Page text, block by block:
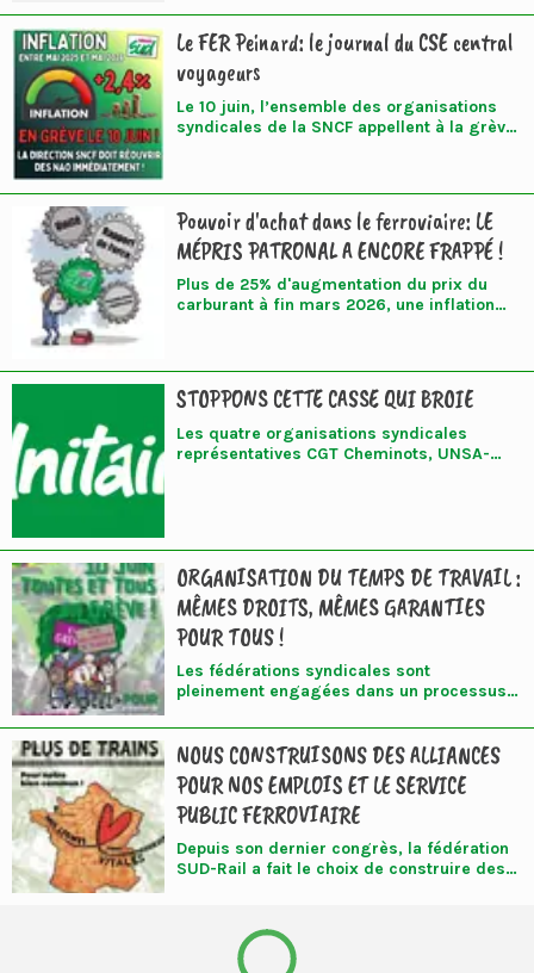
se construit avec les agents, leurs retours
et les moyens adaptés !!! Les agents
circulation et graisseurs ne sont pas vos
cobayes !!!
Le FER Peinard: le journal du CSE central
voyageurs
Le 10 juin, l’ensemble des organisations
syndicales de la SNCF appellent à la grève.
Pouvoir d'achat dans le ferroviaire: LE
MÉPRIS PATRONAL A ENCORE FRAPPÉ !
Plus de 25% d'augmentation du prix du
carburant à fin mars 2026, une inflation
le patronat du ferroviaire, tout va très bien
dans le meilleur des mondes et rien ne
STOPPONS CETTE CASSE QUI BROIE
Les quatre organisations syndicales
représentatives CGT Cheminots, UNSA-
ORGANISATION DU TEMPS DE TRAVAIL :
MÊMES DROITS, MÊMES GARANTIES
POUR TOUS !
Les fédérations syndicales sont
pleinement engagées dans un processus
TOUS les cheminots les mêmes droits
dans toutes les entreprises du Groupe,
filiales comprises.
NOUS CONSTRUISONS DES ALLIANCES
POUR NOS EMPLOIS ET LE SERVICE
PUBLIC FERROVIAIRE
Depuis son dernier congrès, la fédération
SUD-Rail a fait le choix de construire des